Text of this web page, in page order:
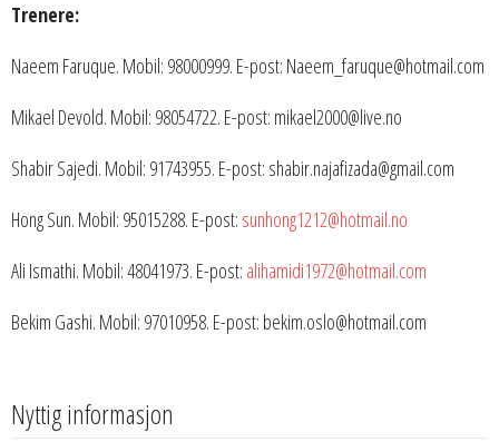
Trenere:
Naeem Faruque. Mobil: 98000999. E-post: Naeem_faruque@hotmail.com
Mikael Devold. Mobil: 98054722. E-post: mikael2000@live.no
Shabir Sajedi. Mobil: 91743955. E-post: shabir.najafizada@gmail.com
Hong Sun. Mobil: 95015288. E-post: sunhong1212@hotmail.no
Ali Ismathi. Mobil: 48041973. E-post: alihamidi1972@hotmail.com
Bekim Gashi. Mobil: 97010958. E-post: bekim.oslo@hotmail.com
Nyttig informasjon